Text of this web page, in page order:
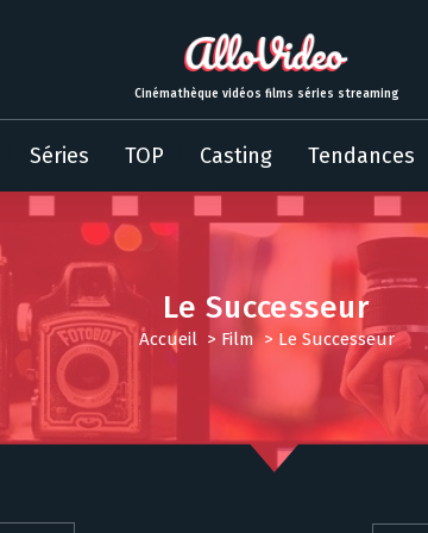
Cinémathèque vidéos films séries streaming
Séries TOP Casting Tendances
Le Successeur
Accueil > Film> Le Successeur